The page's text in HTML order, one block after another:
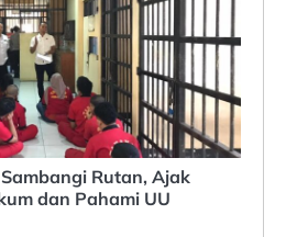
Rutan, Ajak
dan Pahami UU